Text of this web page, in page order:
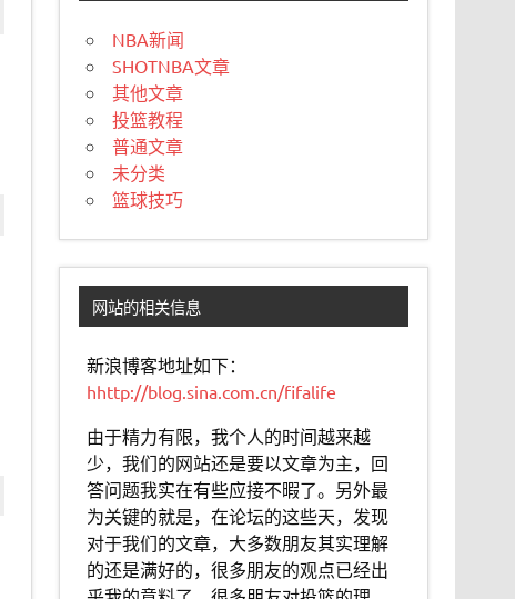
NBA新闻
SHOTNBA文章
其他文章
投篮教程
普通文章
未分类
篮球技巧
网站的相关信息
新浪博客地址如下：
hhttp://blog.sina.com.cn/fifalife
由于精力有限，我个人的时间越来越
少，我们的网站还是要以文章为主，回
答问题我实在有些应接不暇了。另外最
为关键的就是，在论坛的这些天，发现
对于我们的文章，大多数朋友其实理解
的还是满好的，很多朋友的观点已经出